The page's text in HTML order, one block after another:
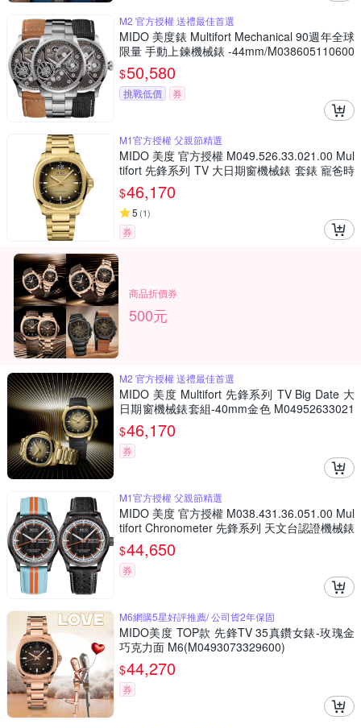
M2 官方授權 送禮最佳首選
MIDO 美度錶 Multifort Mechanical 90週年全球
限量 手動上鍊機械錶 -44mm/M038605110600
0
$50,580
挑戰低價 券
M1官方授權 父親節精選
MIDO 美度 官方授權 M049.526.33.021.00 Mul
tifort 先鋒系列 TV 大日期窗機械錶 套錶 寵爸時
刻 送禮推薦-香檳金 M0495263302100
$46,170
5 (1)
券
商品折價券
500元
M2 官方授權 送禮最佳首選
MIDO 美度 Multifort 先鋒系列 TV Big Date 大
日期窗機械錶套組-40mm金色 M04952633021
00
$46,170
券
M1官方授權 父親節精選
MIDO 美度 官方授權 M038.431.36.051.00 Mul
tifort Chronometer 先鋒系列 天文台認證機械錶
套錶 寵爸時刻 送禮推薦 M0384313605100
$44,650
券
M6網購5星好評推薦/ 公司貨2年保固
MIDO美度 TOP款 先鋒TV 35真鑽女錶-玫瑰金
巧克力面 M6(M0493073329600)
$44,270
券